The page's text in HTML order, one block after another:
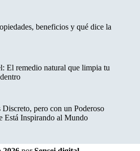
beneficios y qué dice la
El remedio natural que limpia tu
pero con un Poderoso
Está Inspirando al Mundo